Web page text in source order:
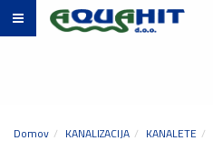
Domov KANALIZACIJA KANALETE